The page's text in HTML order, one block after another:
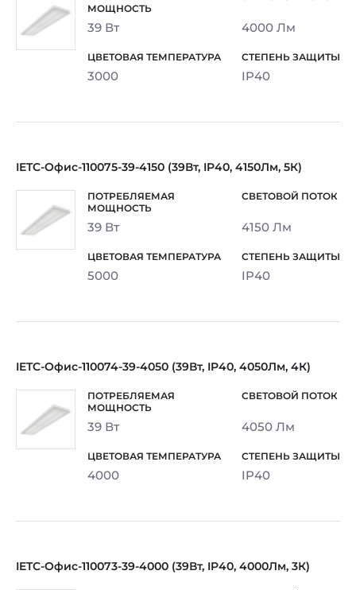
39 Вт 4000 Лм
3000 IP40
IETC-Офис-110075-39-4150 (39Вт, IP40, 4150Лм, 5К)
39 Вт 4150 Лм
5000 IP40
IETC-Офис-110074-39-4050 (39Вт, IP40, 4050Лм, 4К)
39 Вт 4050 Лм
4000 IP40
IETC-Офис-110073-39-4000 (39Вт, IP40, 4000Лм, 3К)